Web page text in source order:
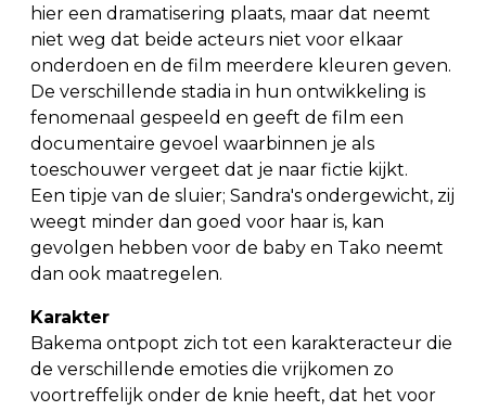
hier een dramatisering plaats, maar dat neemt
niet weg dat beide acteurs niet voor elkaar
onderdoen en de film meerdere kleuren geven.
De verschillende stadia in hun ontwikkeling is
fenomenaal gespeeld en geeft de film een
documentaire gevoel waarbinnen je als
toeschouwer vergeet dat je naar fictie kijkt.
Een tipje van de sluier; Sandra's ondergewicht, zij
weegt minder dan goed voor haar is, kan
gevolgen hebben voor de baby en Tako neemt
dan ook maatregelen.
Karakter
Bakema ontpopt zich tot een karakteracteur die
de verschillende emoties die vrijkomen zo
voortreffelijk onder de knie heeft, dat het voor